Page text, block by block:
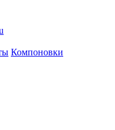
Компоновки